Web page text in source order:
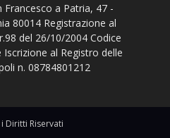
Francesco a Patria, 47 -
80014 Registrazione al
del 26/10/2004 Codice
Iscrizione al Registro delle
n. 08784801212
Diritti Riservati